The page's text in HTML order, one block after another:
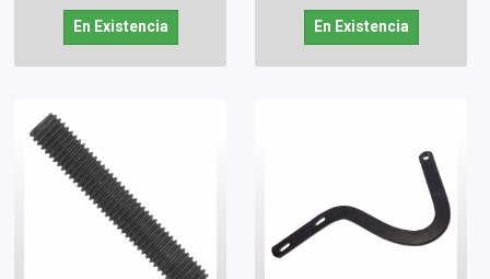
En Existencia En Existencia